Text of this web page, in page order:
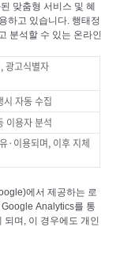
맞춤형 서비스 및 혜
하고 있습니다. 행태정
분석할 수 있는 온라인
광고식별자
자동 수집
이용자 분석
·이용되며, 이후 지체
에서 제공하는 로
Analytics를 통
며, 이 경우에도 개인